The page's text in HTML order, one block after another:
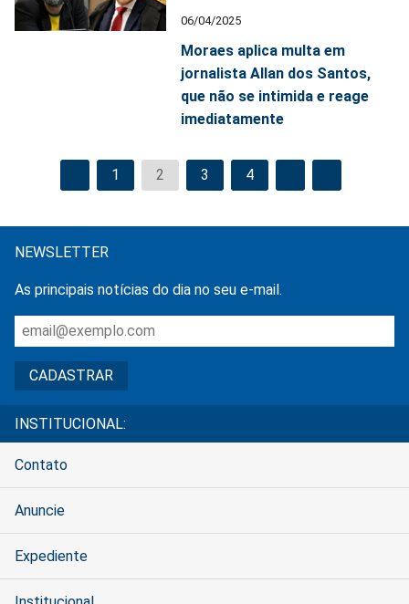
06/04/2025
Moraes aplica multa em
jornalista Allan dos Santos,
que não se intimida e reage
imediatamente
1 2 3 4
NEWSLETTER
As principais notícias do dia no seu e-mail.
INSTITUCIONAL:
Contato
Anuncie
Expediente